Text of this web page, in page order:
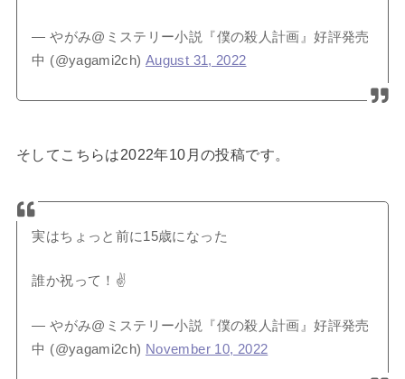
— やがみ@ミステリー小説『僕の殺人計画』好評発売
中 (@yagami2ch) August 31, 2022
そしてこちらは2022年10月の投稿です。
実はちょっと前に15歳になった
誰か祝って！✌️
— やがみ@ミステリー小説『僕の殺人計画』好評発売
中 (@yagami2ch) November 10, 2022